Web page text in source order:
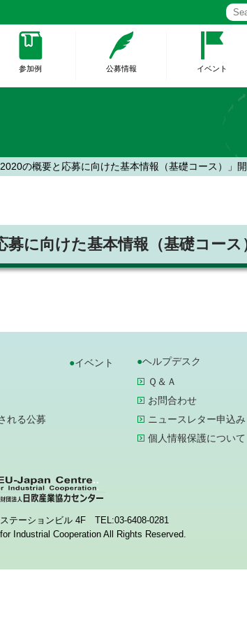
参加例 公募情報 イベント
の概要と応募に向けた基本情報（基礎コース）」
に向けた基本情報（基礎コース
れる公募
イベント
ヘルプデスク
Ｑ＆Ａ
お問合わせ
ニュースレター申込み
個人情報保護について
テーションビル 4F TEL:03-6408-0281
Industrial Cooperation All Rights Reserved.